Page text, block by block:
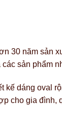
30 năm sản
sản phẩm
dáng oval
cho gia đình,